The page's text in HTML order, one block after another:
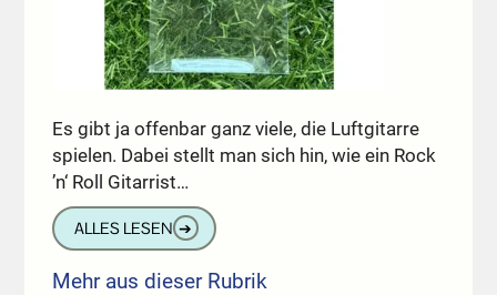
Es gibt ja offenbar ganz viele, die Luftgitarre
spielen. Dabei stellt man sich hin, wie ein Rock
’n‘ Roll Gitarrist…
ALLES LESEN ➔
Mehr aus dieser Rubrik